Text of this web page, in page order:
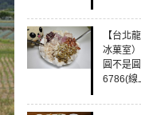
【台北
冰菓室
圓不是
6786(線